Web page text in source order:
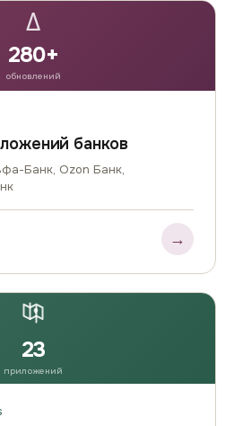
Δ
280+
обновлений
банков
Банк, Ozon Банк,
→
23
приложений